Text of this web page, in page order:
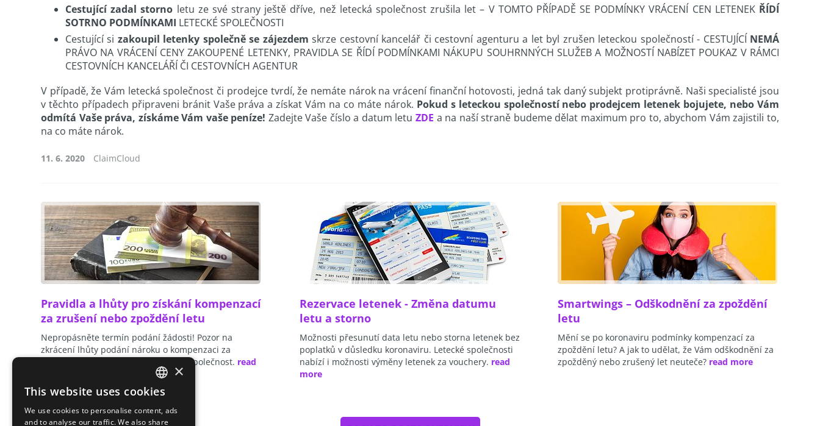
Cestující zadal storno letu ze své strany ještě dříve, než letecká společnost zrušila let – V TOMTO PŘÍPADĚ SE PODMÍNKY VRÁCENÍ CEN LETENEK ŘÍDÍ
SOTRNO PODMÍNKAMI LETECKÉ SPOLEČNOSTI
Cestující si zakoupil letenky společně se zájezdem skrze cestovní kancelář či cestovní agenturu a let byl zrušen leteckou společností - CESTUJÍCÍ NEMÁ
PRÁVO NA VRÁCENÍ CENY ZAKOUPENÉ LETENKY, PRAVIDLA SE ŘÍDÍ PODMÍNKAMI NÁKUPU SOUHRNNÝCH SLUŽEB A MOŽNOSTÍ NABÍZET POUKAZ V RÁMCI
CESTOVNÍCH KANCELÁŘÍ ČI CESTOVNÍCH AGENTUR
V případě, že Vám letecká společnost či prodejce tvrdí, že nemáte nárok na vrácení finanční hotovosti, jedná tak daný subjekt protiprávně. Naši specialisté jsou
v těchto případech připraveni bránit Vaše práva a získat Vám na co máte nárok. Pokud s leteckou společností nebo prodejcem letenek bojujete, nebo Vám
odmítá Vaše práva, získáme Vám vaše peníze! Zadejte Vaše číslo a datum letuZDE a na naší straně budeme dělat maximum pro to, abychom Vám zajistili to,
na co máte nárok.
11. 6. 2020 ClaimCloud
Pravidla a lhůty pro získání kompenzací
za zrušení nebo zpoždění letu
Nepropásněte termín podání žádosti! Pozor na
zkrácení lhůty podání nároku o kompenzaci za
zrušený či zpožděný let na leteckou společnost. read
Rezervace letenek - Změna datumu
letu a storno
Možnosti přesunutí data letu nebo storna letenek bez
poplatků v důsledku koronaviru. Letecké společnosti
nabízí i možnosti výměny letenek za vouchery. read
more
Smartwings – Odškodnění za zpoždění
letu
Mění se po koronaviru podmínky kompenzací za
zpoždění letu? A jak to udělat, že Vám odškodnění za
zpožděný nebo zrušený let neuteče? read more
CZECH
ENGLISH
×
This website uses cookies
We use cookies to personalise content, ads
and to analyse our traffic. We also share